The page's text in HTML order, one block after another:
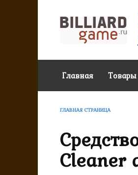
Главная Товары
ГЛАВНАЯ СТРАНИЦА
Cleaner